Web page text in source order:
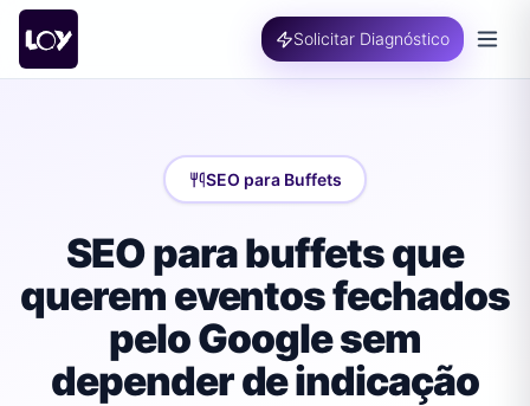
Solicitar Diagnóstico
SEO para Buffets
SEO para buffets que
querem eventos fechados
pelo Google sem
depender de indicação